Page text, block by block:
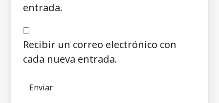
entrada.
Recibir un correo electrónico con
cada nueva entrada.